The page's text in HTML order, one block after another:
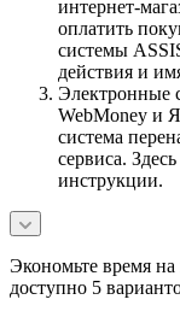
интернет-
оплатить
системы
действия и
Электронные
WebMoney и
система
сервиса.
инструкции.
Экономьте время на
доступно 5